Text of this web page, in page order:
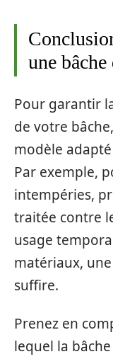
une
Pour garantir
de votre
modèle
Par exemple,
intempéries,
traitée contre
usage
matériaux,
suffire.
Prenez en
lequel la